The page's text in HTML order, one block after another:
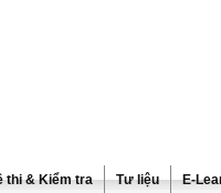
thi & Kiểm tra Tư liệu E-